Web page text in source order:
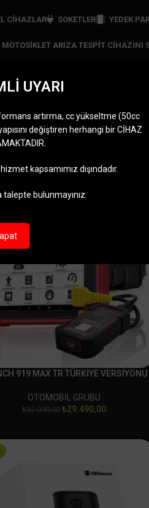
CIHAZLAR SOKETLER YEDEK
ARIZA TESPIT CIHAZINI
CIHAZLARMOTOMASTEROBDSTAR
919 MAX TR TÜRKİYE VERSİYONU
OTOMOBİL GRUBU
₺32.000,00 ₺29.490,00
UYARI
artırma, cc yükseltme (50cc
değiştiren herhangi bir CİHAZ
kapsamımız dışındadır.
bulunmayınız.